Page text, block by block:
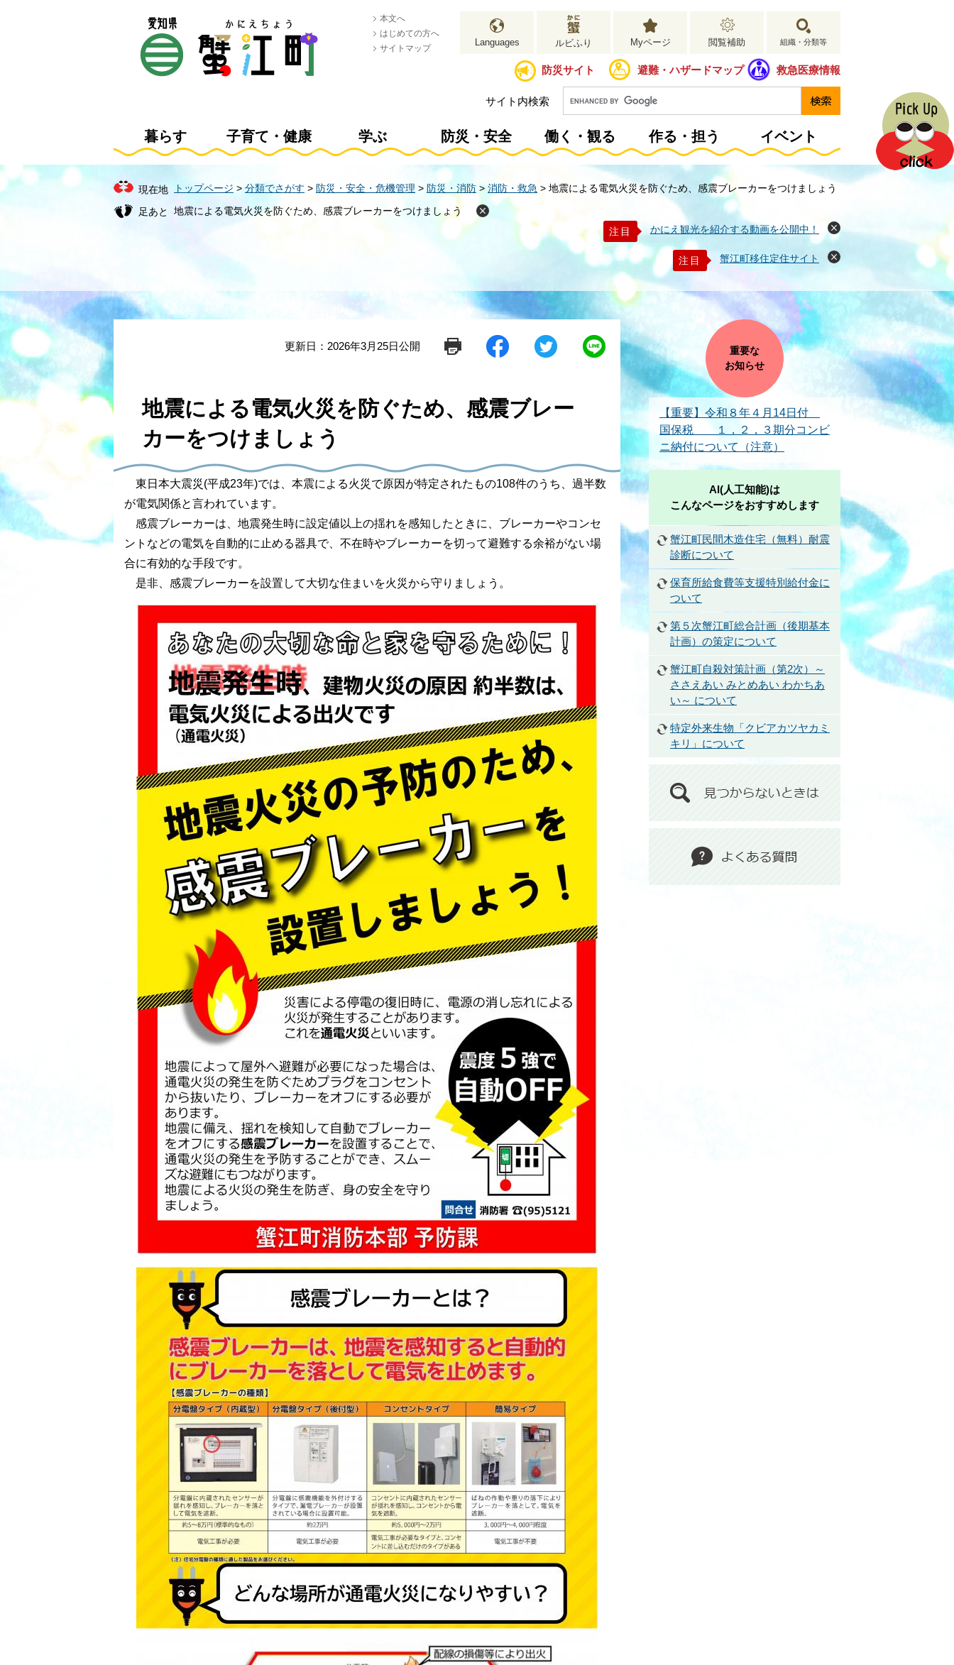
文
へ
本文へ
はじめての方へ
サイトマップ
Languages ルビふり Myページ 閲覧補助 組織・分類等
防災サイト 避難・ハザードマップ 救急医療情報
サイト内検索
暮らす 子育て・健康 学ぶ 防災・安全 働く・観る 作る・担う イベント
現在地 トップページ >分類でさがす > 防災・安全・危機管理 > 防災・消防 > 消防・救急 > 地震による電気火災を防ぐため、感震ブレーカーをつけましょう
地震による電気火災を防ぐため、感震ブレーカーをつけましょう
注目
かにえ観光を紹介する動画を公開中！
閉
じ
る
注目 蟹江町移住定住サイト
閉
更新日：2026年3月25日公開
シ
る
ツ
る
L
地震による電気火災を防ぐため、感震ブレー
カーをつけましょう
東日本大震災(平成23年)では、本震による火災で原因が特定されたもの108件のうち、過半数
が電気関係と言われています。
感震ブレーカーは、地震発生時に設定値以上の揺れを感知したときに、ブレーカーやコンセ
ントなどの電気を自動的に止める器具で、不在時やブレーカーを切って避難する余裕がない場
合に有効的な手段です。
是非、感震ブレーカーを設置して大切な住まいを火災から守りましょう。
重要な
お知らせ
【重要】令和８年４月14日付
国保税 １，２，３期分コンビ
ニ納付について（注意）
AI(人工知能)は
こんなページをおすすめします
蟹江町民間木造住宅（無料）耐震
診断について
保育所給食費等支援特別給付金に
ついて
第５次蟹江町総合計画（後期基本
計画）の策定について
蟹江町自殺対策計画（第2次）～
ささえあい みとめあい わかちあ
い～ について
特定外来生物「クビアカツヤカミ
キリ」について